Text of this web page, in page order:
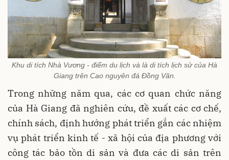
Khu di tích Nhà Vương - điểm du lịch và là di tích lịch sử của Hà
Giang trên Cao nguyên đá Đồng Văn.
Trong những năm qua, các cơ quan chức năng
của Hà Giang đã nghiên cứu, đề xuất các cơ chế,
chính sách, định hướng phát triển gắn các nhiệm
vụ phát triển kinh tế - xã hội của địa phương với
công tác bảo tồn di sản và đưa các di sản trên